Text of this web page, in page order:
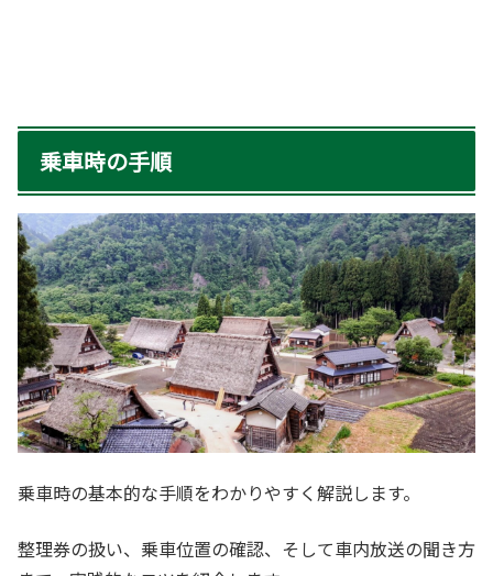
乗車時の手順
乗車時の基本的な手順をわかりやすく解説します。
整理券の扱い、乗車位置の確認、そして車内放送の聞き方